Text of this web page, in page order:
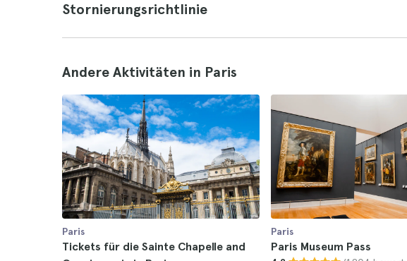
Stornierungsrichtlinie
Andere Aktivitäten in Paris
Paris
Tickets für die Sainte Chapelle and
Paris
Paris Museum Pass